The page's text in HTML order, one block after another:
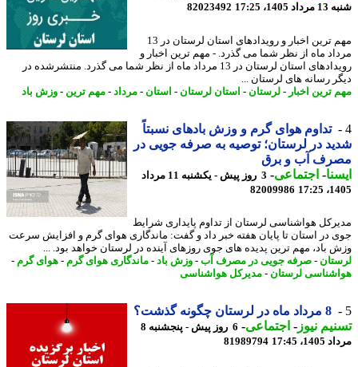
17:25
82023492
مهم ترین اخبار و رویدادهای استان لرستان در 13
ماه از نظر شما می گذرد. - مهم ترین اخبار و
رویدادهای استان لرستان در 13 مرداد ماه از نظر شما می گذرد. منتشرشده در
رسانه های لرستان ...
ترین اخبار -لرستان-استان لرستان-استان-مرداد-مهم ترین- وزش باد
تداوم هوای گرم و وزش بادهای نسبتاً
در لرستان؛ توصیه به صرفه جویی در
آب و برق
-اجتماعی-
3 روز پیش - یکشنبه 11 مرداد
82009986
هواشناسی لرستان از تداوم پایداری شرایط
در استان تا پایان هفته خبر داد و گفت: ماندگاری هوای گرم و افزایش سرعت
باد، مهم ترین پدیده های جوی روزهای آینده در لرستان خواهد بود. ...
-صرفه جویی در مصرف آب- وزش باد- ماندگاری هوای گرم-هوای گرم-
لرستان-مدیرکل هواشناسی
8 مرداد ماه در لرستان چگونه گذشت؟
نیوز-اجتماعی-
6 روز پیش - پنجشنبه 8
17:45
81989794